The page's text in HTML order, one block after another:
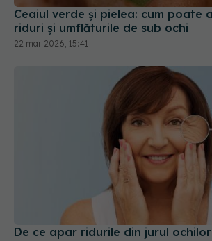
22 mar 2026, 15:41
De ce apar ridurile din jurul ochilor
poate încetini
26 mai 2026, 16:02